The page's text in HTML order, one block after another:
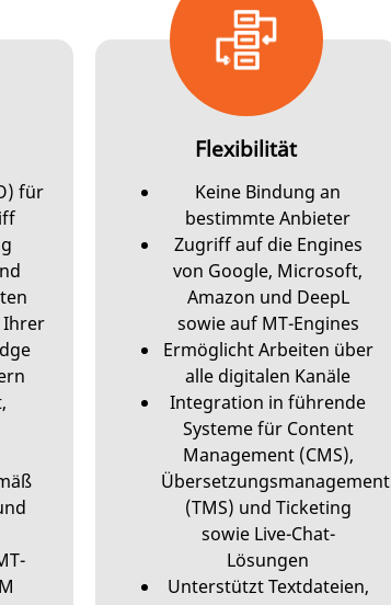
für
Ihrer
Flexibilität
Keine Bindung an
bestimmte Anbieter
Zugriff auf die Engines
von Google, Microsoft,
Amazon und DeepL
sowie auf MT-Engines
Ermöglicht Arbeiten über
alle digitalen Kanäle
Integration in führende
Systeme für Content
Management (CMS),
Übersetzungsmanagement
(TMS) und Ticketing
sowie Live-Chat-
Lösungen
Unterstützt Textdateien,